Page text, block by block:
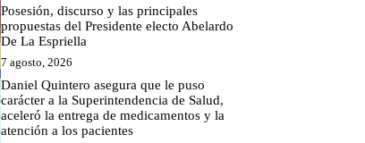
Posesión, discurso y las principales
propuestas del Presidente electo Abelardo
De La Espriella
7 agosto, 2026
Daniel Quintero asegura que le puso
carácter a la Superintendencia de Salud,
aceleró la entrega de medicamentos y la
atención a los pacientes